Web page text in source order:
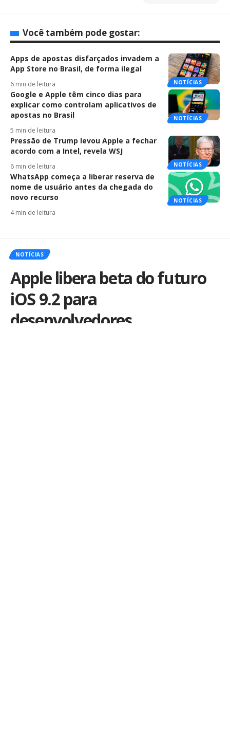
Você também pode gostar:
NOTÍCIAS
Apps de apostas disfarçados invadem a
App Store no Brasil, de forma ilegal
6 min de leitura
NOTÍCIAS
Google e Apple têm cinco dias para
explicar como controlam aplicativos de
apostas no Brasil
5 min de leitura
NOTÍCIAS
Pressão de Trump levou Apple a fechar
acordo com a Intel, revela WSJ
6 min de leitura
NOTÍCIAS
WhatsApp começa a liberar reserva de
nome de usuário antes da chegada do
novo recurso
4 min de leitura
NOTÍCIAS
Apple libera beta do futuro
iOS 9.2 para
desenvolvedores